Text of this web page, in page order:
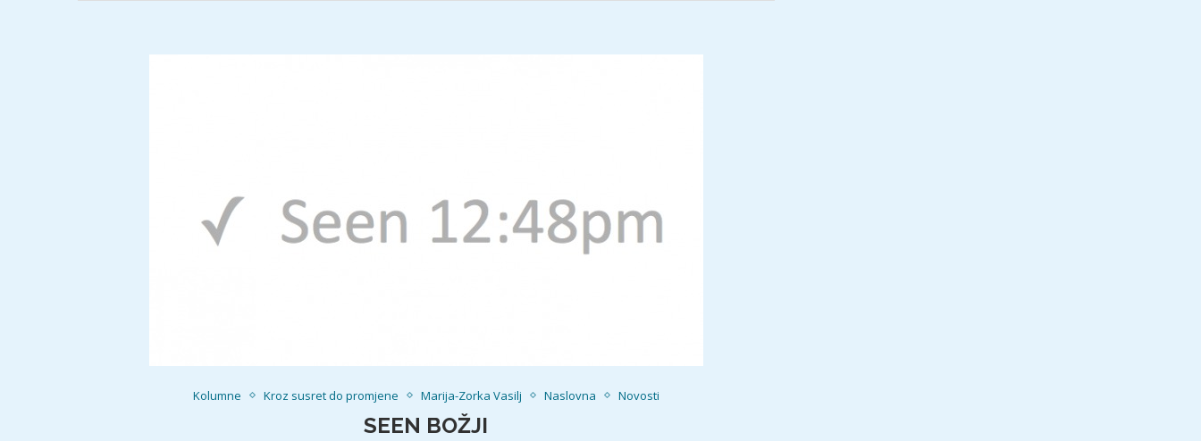
Kolumne Kroz susret do promjene Marija-Zorka Vasilj Naslovna Novosti
SEEN BOŽJI